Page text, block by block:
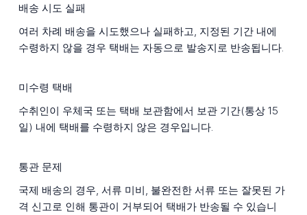
배송 시도 실패
여러 차례 배송을 시도했으나 실패하고, 지정된 기간 내에
수령하지 않을 경우 택배는 자동으로 발송지로 반송됩니다.
미수령 택배
수취인이 우체국 또는 택배 보관함에서 보관 기간(통상 15
일) 내에 택배를 수령하지 않은 경우입니다.
통관 문제
국제 배송의 경우, 서류 미비, 불완전한 서류 또는 잘못된 가
격 신고로 인해 통관이 거부되어 택배가 반송될 수 있습니